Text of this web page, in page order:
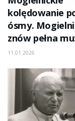
kolędowanie
ósmy.
znów pełna
11.01.2026